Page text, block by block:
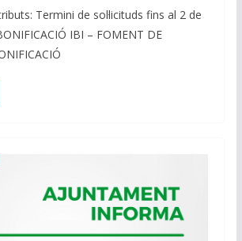
Termini de sol·licituds fins al 2 de
IBI – FOMENT DE